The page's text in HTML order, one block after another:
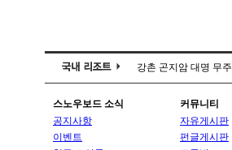
강촌 곤지암 대명 무주
스노우보드 소식 커뮤니티
공지사항
자유게시판
이벤트
펀글게시판